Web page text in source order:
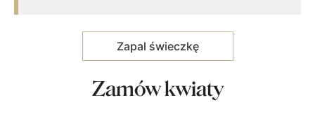
Zamów kwiaty